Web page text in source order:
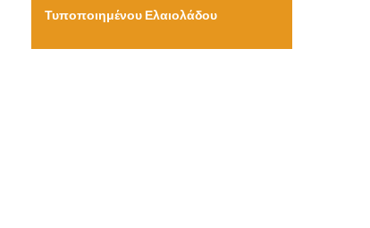
Τυποποιημένου Ελαιολάδου